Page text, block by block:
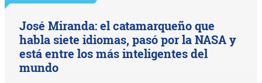
José Miranda: el catamarqueño que
habla siete idiomas, pasó por la NASA y
está entre los más inteligentes del
mundo